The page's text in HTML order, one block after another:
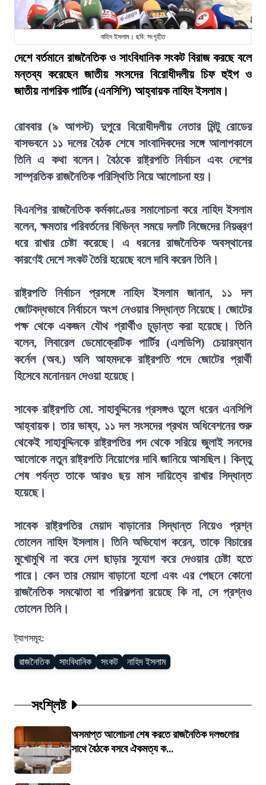
নাহিদ ইসলাম। ছবি: সংগৃহীত
দেশে বর্তমানে রাজনৈতিক ও সাংবিধানিক সংকট বিরাজ করছে বলে
মন্তব্য করেছেন জাতীয় সংসদের বিরোধীদলীয় চিফ হুইপ ও
জাতীয় নাগরিক পার্টির (এনসিপি) আহ্বায়ক নাহিদ ইসলাম।
রোববার (৯ আগস্ট) দুপুরে বিরোধীদলীয় নেতার মিন্টু রোডের
বাসভবনে ১১ দলের বৈঠক শেষে সাংবাদিকদের সঙ্গে আলাপকালে
তিনি এ কথা বলেন। বৈঠকে রাষ্ট্রপতি নির্বাচন এবং দেশের
সাম্প্রতিক রাজনৈতিক পরিস্থিতি নিয়ে আলোচনা হয়।
বিএনপির রাজনৈতিক কর্মকাণ্ডের সমালোচনা করে নাহিদ ইসলাম
বলেন, ক্ষমতার পরিবর্তনের বিভিন্ন সময়ে দলটি নিজেদের নিয়ন্ত্রণ
ধরে রাখার চেষ্টা করেছে। এ ধরনের রাজনৈতিক অবস্থানের
কারণেই দেশে সংকট তৈরি হয়েছে বলে দাবি করেন তিনি।
রাষ্ট্রপতি নির্বাচন প্রসঙ্গে নাহিদ ইসলাম জানান, ১১ দল
জোটবদ্ধভাবে নির্বাচনে অংশ নেওয়ার সিদ্ধান্ত নিয়েছে। জোটের
পক্ষ থেকে একজন যৌথ প্রার্থীও চূড়ান্ত করা হয়েছে। তিনি
বলেন, লিবারেল ডেমোক্রেটিক পার্টির (এলডিপি) চেয়ারম্যান
কর্নেল (অব.) অলি আহমদকে রাষ্ট্রপতি পদে জোটের প্রার্থী
হিসেবে মনোনয়ন দেওয়া হয়েছে।
সাবেক রাষ্ট্রপতি মো. সাহাবুদ্দিনের প্রসঙ্গও তুলে ধরেন এনসিপি
আহ্বায়ক। তার ভাষ্য, ১১ দল সংসদের প্রথম অধিবেশনের শুরু
থেকেই সাহাবুদ্দিনকে রাষ্ট্রপতির পদ থেকে সরিয়ে জুলাই সনদের
আলোকে নতুন রাষ্ট্রপতি নিয়োগের দাবি জানিয়ে আসছিল। কিন্তু
শেষ পর্যন্ত তাকে আরও ছয় মাস দায়িত্বে রাখার সিদ্ধান্ত
হয়েছে।
সাবেক রাষ্ট্রপতির মেয়াদ বাড়ানোর সিদ্ধান্ত নিয়েও প্রশ্ন
তোলেন নাহিদ ইসলাম। তিনি অভিযোগ করেন, তাকে বিচারের
মুখোমুখি না করে দেশ ছাড়ার সুযোগ করে দেওয়ার চেষ্টা হতে
পারে। কেন তার মেয়াদ বাড়ানো হলো এবং এর পেছনে কোনো
রাজনৈতিক সমঝোতা বা পরিকল্পনা রয়েছে কি না, সে প্রশ্নও
তোলেন তিনি।
ট্যাগসমূহ:
রাজনৈতিক সাংবিধানিক সংকট নাহিদ ইসলাম
সংশ্লিষ্ট
অসমাপ্ত আলোচনা শেষ করতে রাজনৈতিক দলগুলোর
সাথে বৈঠকে বসবে ঐকমত্য ক...